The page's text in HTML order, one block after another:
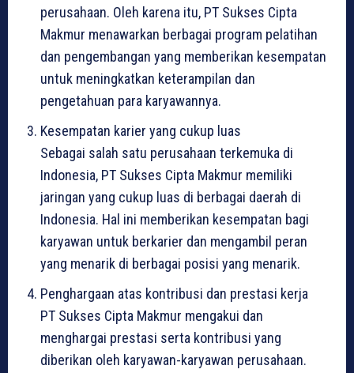
perusahaan. Oleh karena itu, PT Sukses Cipta
Makmur menawarkan berbagai program pelatihan
dan pengembangan yang memberikan kesempatan
untuk meningkatkan keterampilan dan
pengetahuan para karyawannya.
Kesempatan karier yang cukup luas
Sebagai salah satu perusahaan terkemuka di
Indonesia, PT Sukses Cipta Makmur memiliki
jaringan yang cukup luas di berbagai daerah di
Indonesia. Hal ini memberikan kesempatan bagi
karyawan untuk berkarier dan mengambil peran
yang menarik di berbagai posisi yang menarik.
Penghargaan atas kontribusi dan prestasi kerja
PT Sukses Cipta Makmur mengakui dan
menghargai prestasi serta kontribusi yang
diberikan oleh karyawan-karyawan perusahaan.